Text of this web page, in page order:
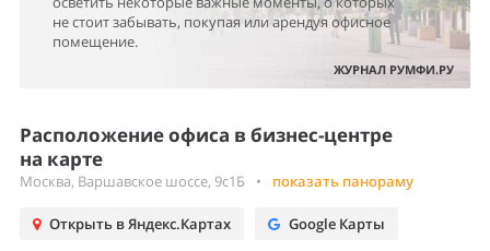
не стоит забывать, покупая или арендуя офисное
помещение.
ЖУРНАЛ РУМФИ.РУ
Расположение офиса в бизнес-центре
на карте
Москва, Варшавское шоссе, 9с1Б • показать панораму
Открыть в Яндекс.Картах Google Карты